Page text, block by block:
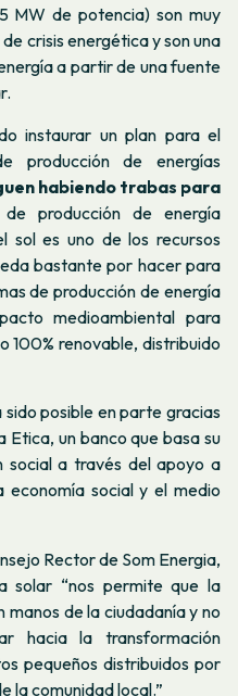
MW de potencia) son muy
crisis energética y son una
a partir de una fuente
instaurar un plan para el
producción de energías
habiendo trabas para
producción de energía
sol es uno de los recursos
bastante por hacer para
de producción de energía
medioambiental para
100% renovable, distribuido
posible en parte gracias
Etica, un banco que basa su
social a través del apoyo a
social y el medio
Rector de Som Energia,
solar “nos permite que la
de la ciudadanía y no
hacia la transformación
pequeños distribuidos por
la comunidad local.”